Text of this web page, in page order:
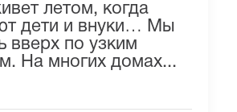
летом, когда
дети и внуки… Мы
вверх по узким
На многих домах...